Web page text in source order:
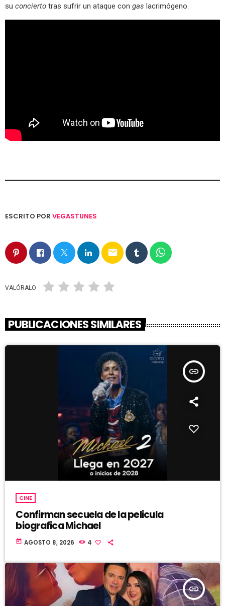
su concierto tras sufrir un ataque con gas lacrimógeno.
ESCRITO POR VEGASTUNES
email
VALÓRALO
PUBLICACIONES SIMILARES
insert_link
CINE
Confirman secuela de la pelicula
biografica Michael
today AGOSTO 8, 2026 4
insert_link